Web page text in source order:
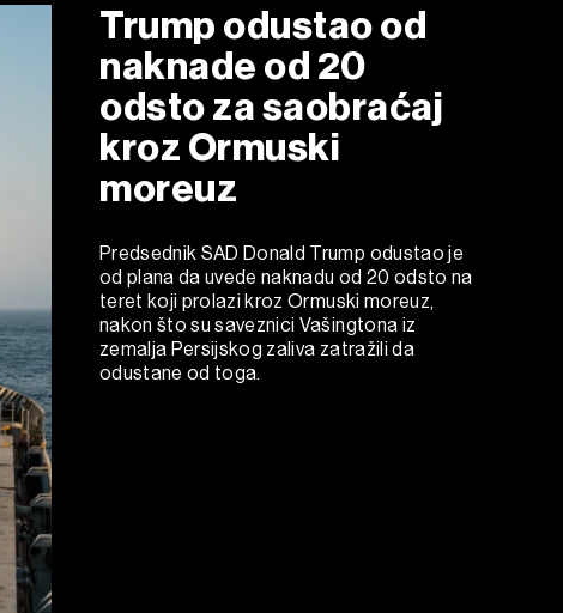
Trump odustao od
naknade od 20
odsto za saobraćaj
kroz Ormuski
moreuz
Predsednik SAD Donald Trump odustao je
od plana da uvede naknadu od 20 odsto na
teret koji prolazi kroz Ormuski moreuz,
nakon što su saveznici Vašingtona iz
zemalja Persijskog zaliva zatražili da
odustane od toga.